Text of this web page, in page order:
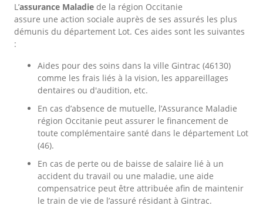
L’assurance Maladie de la région Occitanie
assure une action sociale auprès de ses assurés les plus
démunis du département Lot. Ces aides sont les suivantes
:
Aides pour des soins dans la ville Gintrac (46130)
comme les frais liés à la vision, les appareillages
dentaires ou d'audition, etc.
En cas d’absence de mutuelle, l’Assurance Maladie
région Occitanie peut assurer le financement de
toute complémentaire santé dans le département Lot
(46).
En cas de perte ou de baisse de salaire lié à un
accident du travail ou une maladie, une aide
compensatrice peut être attribuée afin de maintenir
le train de vie de l’assuré résidant à Gintrac.